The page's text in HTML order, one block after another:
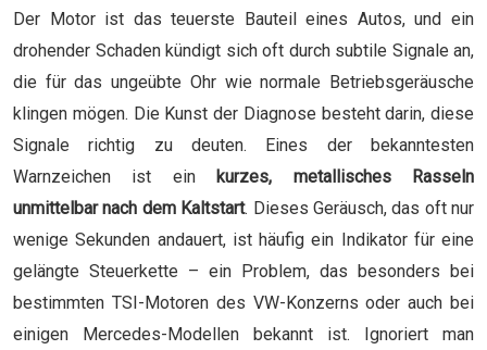
Der Motor ist das teuerste Bauteil eines Autos, und ein
drohender Schaden kündigt sich oft durch subtile Signale an,
die für das ungeübte Ohr wie normale Betriebsgeräusche
klingen mögen. Die Kunst der Diagnose besteht darin, diese
Signale richtig zu deuten. Eines der bekanntesten
Warnzeichen ist ein kurzes, metallisches Rasseln
unmittelbar nach dem Kaltstart. Dieses Geräusch, das oft nur
wenige Sekunden andauert, ist häufig ein Indikator für eine
gelängte Steuerkette – ein Problem, das besonders bei
bestimmten TSI-Motoren des VW-Konzerns oder auch bei
einigen Mercedes-Modellen bekannt ist. Ignoriert man